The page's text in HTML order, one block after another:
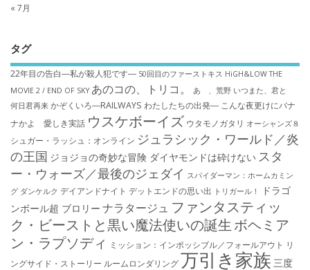
« 7月
タグ
22年目の告白―私が殺人犯です― 50回目のファーストキス HiGH&LOW THE
MOVIE 2 / END OF SKY あのコの、トリコ。 あゝ、荒野 いつまた、君と
何日君再来 かぞくいろ―RAILWAYS わたしたちの出発― こんな夜更けにバナ
ナかよ 愛しき実話 ウスケボーイズ ウタモノガタリ オーシャンズ８
シュガー・ラッシュ：オ​ンライン ジュラシック・ワールド／炎
の王国 ジョジョの奇妙な冒険 ダイヤモンドは砕けない スタ
ー・ウォーズ／最後のジェダイ スパイダーマン：ホームカミン
グ ダンケルク デイアンドナイト デットエンドの思い出 トリガール！
ドラゴ
ンボール超 ブロリー ナラタージュ ファンタスティッ
ク・ビーストと黒い魔法使いの誕生 ボヘミア
ン・ラプソディ ミッション：インポッシブル／フォールアウト リ
ングサイド・ストーリー ルームロンダリング万引き家族 三度